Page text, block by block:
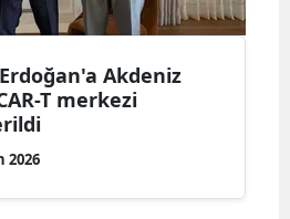
Denizli
Erzincan
Akdeniz
T merkezi
2026